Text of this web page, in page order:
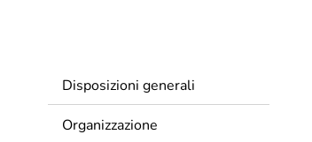
Hai bisogno di info o vuoi inviarci una
segnalazione o un
Disposizioni generali
Organizzazione